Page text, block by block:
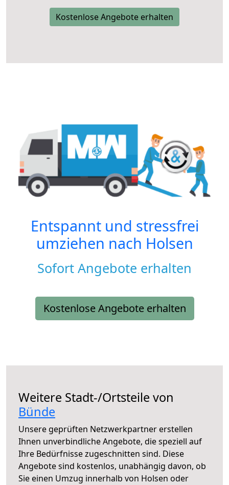
Kostenlose Angebote erhalten
Entspannt und stressfrei
umziehen nach Holsen
Sofort Angebote erhalten
Kostenlose Angebote erhalten
Weitere Stadt-/Ortsteile von
Bünde
Unsere geprüften Netzwerkpartner erstellen
Ihnen unverbindliche Angebote, die speziell auf
Ihre Bedürfnisse zugeschnitten sind. Diese
Angebote sind kostenlos, unabhängig davon, ob
Sie einen Umzug innerhalb von Holsen oder